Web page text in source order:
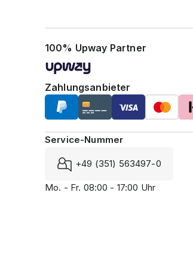
100% Upway Partner
Zahlungsanbieter
Service-Nummer
+49 (351) 563497-0
Mo. - Fr. 08:00 - 17:00 Uhr